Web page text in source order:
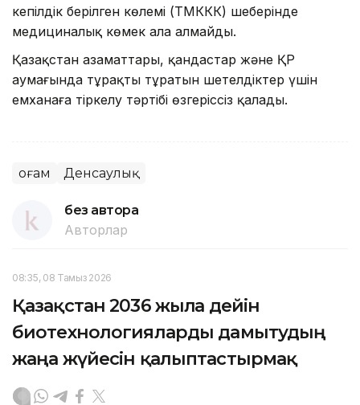
кепілдік берілген көлемі (ТМККК) шеңберінде
медициналық көмек ала алмайды.
Қазақстан азаматтары, қандастар және ҚР
аумағында тұрақты тұратын шетелдіктер үшін
емханаға тіркелу тәртібі өзгеріссіз қалады.
Қоғам Денсаулық
без автора
Авторлар
08:35, 08 Тамыз 2026
Қазақстан 2036 жылға дейін
биотехнологияларды дамытудың
жаңа жүйесін қалыптастырмақ